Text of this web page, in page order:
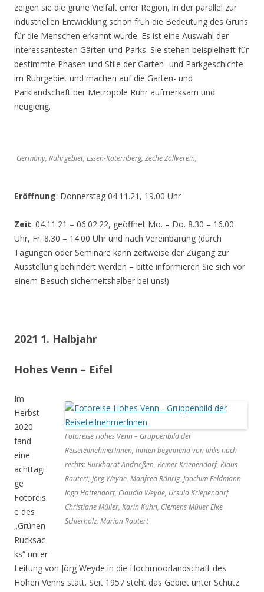
zeigen sie die grüne Vielfalt einer Region, in der parallel zur
industriellen Entwicklung schon früh die Bedeutung des Grüns
für die Menschen erkannt wurde. Es ist eine Auswahl der
interessantesten Gärten und Parks. Sie stehen beispielhaft für
bestimmte Phasen und Stile der Garten- und Parkgeschichte
im Ruhrgebiet und machen auf die Garten- und
Parklandschaft der Metropole Ruhr aufmerksam und
neugierig.
Germany, Ruhrgebiet, Essen-Katernberg, Zeche Zollverein,
Eröffnung: Donnerstag 04.11.21, 19.00 Uhr
Zeit: 04.11.21 – 06.02.22, geöffnet Mo. – Do. 8.30 – 16.00
Uhr, Fr. 8.30 – 14.00 Uhr und nach Vereinbarung (durch
Tagungen oder Seminare kann zeitweise der Zugang zur
Ausstellung behindert werden – bitte informieren Sie sich vor
einem Besuch sicherheitshalber bei uns!)
2021 1. Halbjahr
Hohes Venn – Eifel
Fotoreise Hohes Venn – Gruppenbild der
ReiseteilnehmerInnen, hinten beginnend von links nach
rechts: Burkhardt Andrießen, Reiner Kriependorf, Klaus
Rautert, Jörg Weyde, Manfred Röhrig, Joachim Feldmann
Ingo Hattendorf, Claudia Weyde, Ursula Kriependorf
Christiane Müller, Karin Kühn, Clemens Müller Elke
Schierholz, Marion Rautert
Im
Herbst
2020
fand
eine
achttägi
ge
Fotoreis
e des
„Grünen
Rucksac
ks“ unter
Leitung von Jörg Weyde in die Hochmoorlandschaft des
Hohen Venns statt. Seit 1957 steht das Gebiet unter Schutz.